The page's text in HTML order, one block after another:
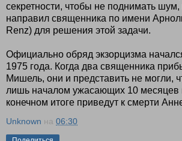
секретности, чтобы не поднимать шум,
направил священника по имени
Renz) для решения этой задачи.
Официально обряд экзорцизма
1975 года. Когда два священника
Мишель, они и представить не могли,
лишь началом ужасающих 10 месяцев
конечном итоге приведут к смерти
Unknown на 06:30